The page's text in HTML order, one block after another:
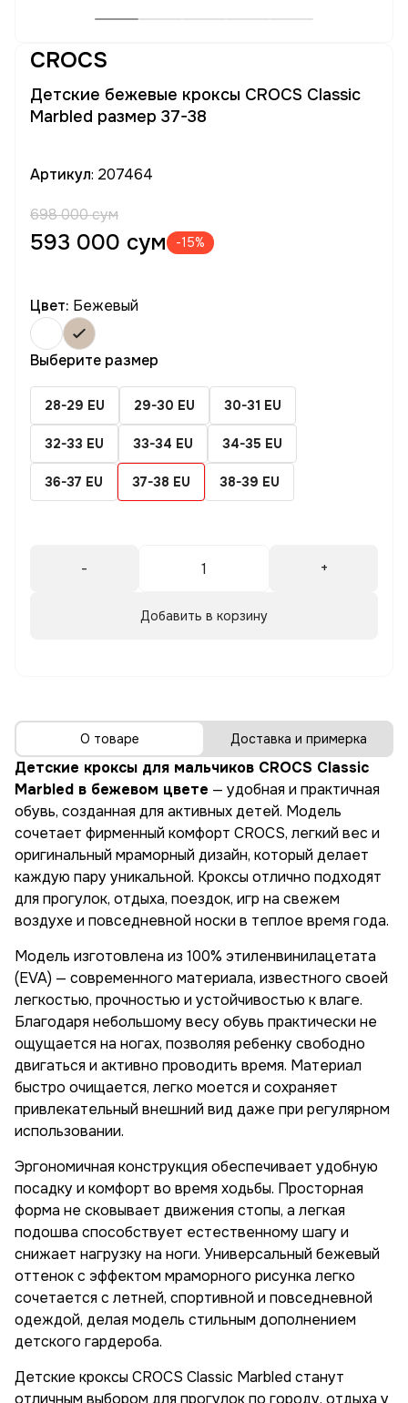
CROCS
Детские бежевые кроксы CROCS Classic
Marbled размер 37-38
Артикул: 207464
698 000 сум
593 000 сум -15%
Цвет: Бежевый
Выберите размер
28-29 EU 29-30 EU 30-31 EU
32-33 EU 33-34 EU 34-35 EU
36-37 EU 37-38 EU 38-39 EU
- +
Добавить в корзину
О товаре Доставка и примерка
Детские кроксы для мальчиков CROCS Classic
Marbled в бежевом цвете — удобная и практичная
обувь, созданная для активных детей. Модель
сочетает фирменный комфорт CROCS, легкий вес и
оригинальный мраморный дизайн, который делает
каждую пару уникальной. Кроксы отлично подходят
для прогулок, отдыха, поездок, игр на свежем
воздухе и повседневной носки в теплое время года.
Модель изготовлена из 100% этиленвинилацетата
(EVA) — современного материала, известного своей
легкостью, прочностью и устойчивостью к влаге.
Благодаря небольшому весу обувь практически не
ощущается на ногах, позволяя ребенку свободно
двигаться и активно проводить время. Материал
быстро очищается, легко моется и сохраняет
привлекательный внешний вид даже при регулярном
использовании.
Эргономичная конструкция обеспечивает удобную
посадку и комфорт во время ходьбы. Просторная
форма не сковывает движения стопы, а легкая
подошва способствует естественному шагу и
снижает нагрузку на ноги. Универсальный бежевый
оттенок с эффектом мраморного рисунка легко
сочетается с летней, спортивной и повседневной
одеждой, делая модель стильным дополнением
детского гардероба.
Детские кроксы CROCS Classic Marbled станут
отличным выбором для прогулок по городу, отдыха у